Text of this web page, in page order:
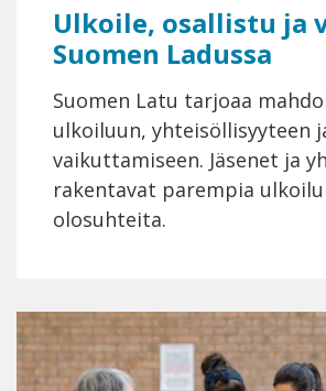
Ulkoile, osallistu ja
Suomen Ladussa
Suomen Latu tarjoaa
ulkoiluun, yhteisöllisyyteen
vaikuttamiseen. Jäsenet ja
rakentavat parempia
olosuhteita.